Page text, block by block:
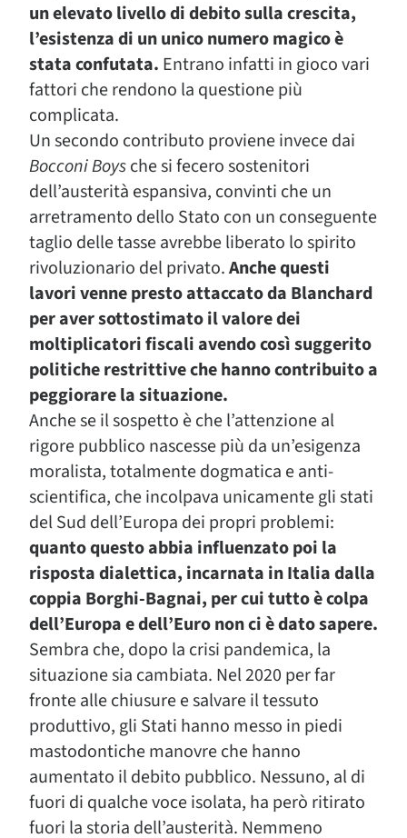
un elevato livello di debito sulla crescita,
l’esistenza di un unico numero magico è
stata confutata. Entrano infatti in gioco vari
fattori che rendono la questione più
complicata.
Un secondo contributo proviene invece dai
Bocconi Boysche si fecero sostenitori
dell’austerità espansiva, convinti che un
arretramento dello Stato con un conseguente
taglio delle tasse avrebbe liberato lo spirito
rivoluzionario del privato.Anche questi
lavori venne presto attaccato da Blanchard
per aver sottostimato il valore dei
moltiplicatori fiscali avendo così suggerito
politiche restrittive che hanno contribuito a
peggiorare la situazione.
Anche se il sospetto è che l’attenzione al
rigore pubblico nascesse più da un’esigenza
moralista, totalmente dogmatica e anti-
scientifica, che incolpava unicamente gli stati
del Sud dell’Europa dei propri problemi:
quanto questo abbia influenzato poi la
risposta dialettica, incarnata in Italia dalla
coppia Borghi-Bagnai, per cui tutto è colpa
dell’Europa e dell’Euro non ci è dato sapere.
Sembra che, dopo la crisi pandemica, la
situazione sia cambiata. Nel 2020 per far
fronte alle chiusure e salvare il tessuto
produttivo, gli Stati hanno messo in piedi
mastodontiche manovre che hanno
aumentato il debito pubblico. Nessuno, al di
fuori di qualche voce isolata, ha però ritirato
fuori la storia dell’austerità. Nemmeno